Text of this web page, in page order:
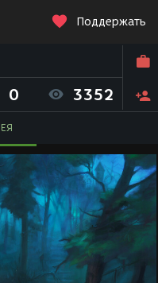
Поддержать
0 3352